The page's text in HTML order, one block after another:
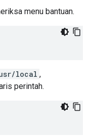
menu bantuan.
local ,
perintah.